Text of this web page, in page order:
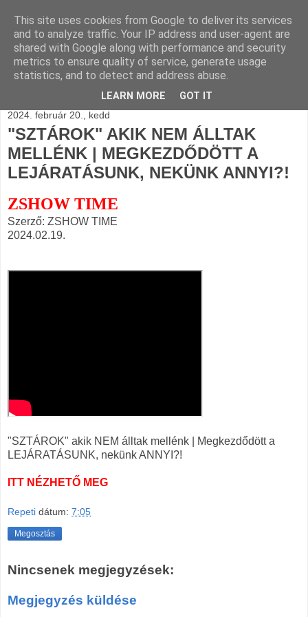
BLOGÁSZAT, napi
blogjava
2024. február 20., kedd
"SZTÁROK" AKIK NEM ÁLLTAK
MELLÉNK | MEGKEZDŐDÖTT A
LEJÁRATÁSUNK, NEKÜNK ANNYI?!
ZSHOW TIME
Szerző: ZSHOW TIME
2024.02.19.
"SZTÁROK" akik NEM álltak mellénk | Megkezdődött a
LEJÁRATÁSUNK, nekünk ANNYI?!
ITT NÉZHETŐ MEG
Repeti dátum: 7:05
Megosztás
Nincsenek megjegyzések:
Megjegyzés küldése
This site uses cookies from Google to deliver its services
and to analyze traffic. Your IP address and user-agent are
shared with Google along with performance and security
metrics to ensure quality of service, generate usage
statistics, and to detect and address abuse.
LEARN MORE GOT IT